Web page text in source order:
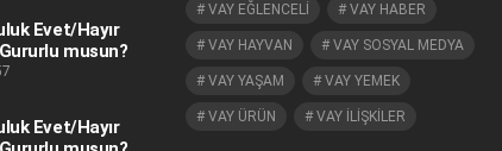
Evet/Hayır
musun?
Evet/Hayır
VAY EĞLENCELİ VAY HABER
VAY HAYVAN VAY SOSYAL MEDYA
VAY YAŞAM VAY YEMEK
VAY ÜRÜN VAY İLİŞKİLER